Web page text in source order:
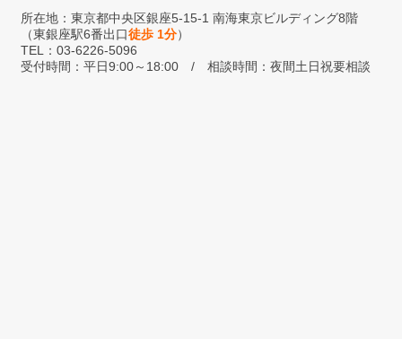
所在地：東京都中央区銀座5-15-1 南海東京ビルディング8階
（東銀座駅6番出口徒歩 1分）
TEL：03-6226-5096
受付時間：平日9:00～18:00 / 相談時間：夜間土日祝要相談